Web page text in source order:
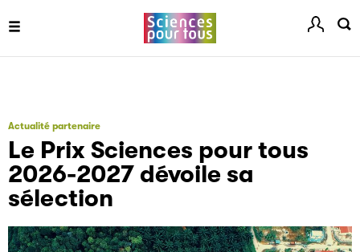
Actualité partenaire
Le Prix Sciences pour tous
2026-2027 dévoile sa
sélection